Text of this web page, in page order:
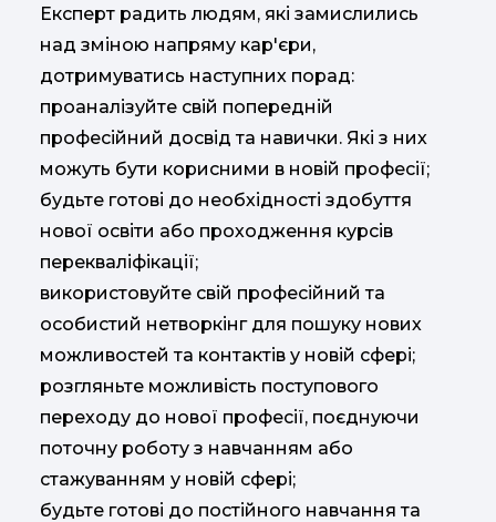
Експерт радить людям, які замислились
над зміною напряму кар'єри,
дотримуватись наступних порад:
проаналізуйте свій попередній
професійний досвід та навички. Які з них
можуть бути корисними в новій професії;
будьте готові до необхідності здобуття
нової освіти або проходження курсів
перекваліфікації;
використовуйте свій професійний та
особистий нетворкінг для пошуку нових
можливостей та контактів у новій сфері;
розгляньте можливість поступового
переходу до нової професії, поєднуючи
поточну роботу з навчанням або
стажуванням у новій сфері;
будьте готові до постійного навчання та